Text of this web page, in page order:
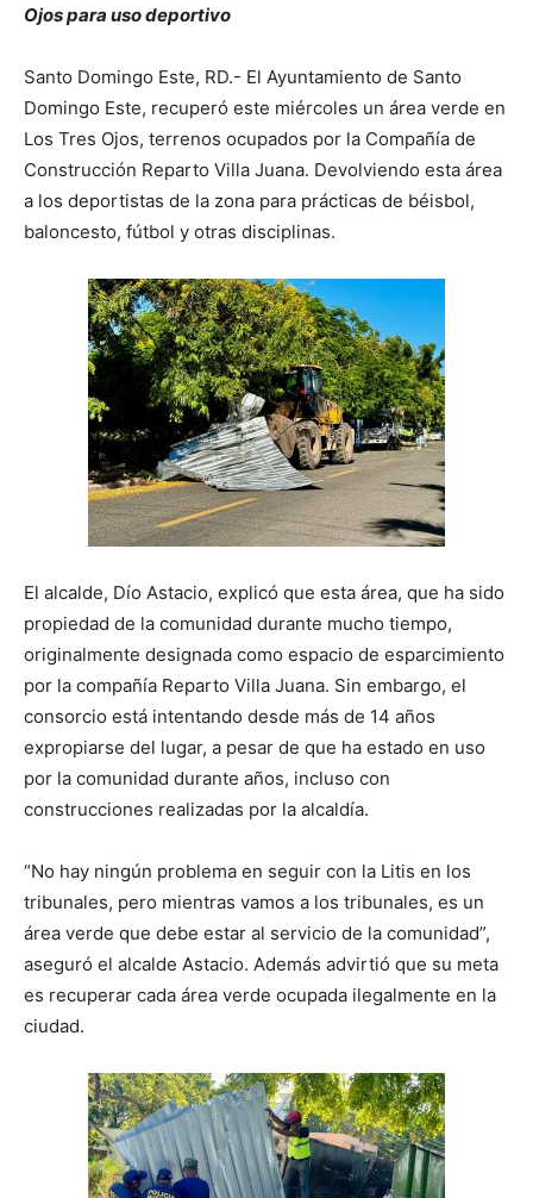
Ojos para uso deportivo
Santo Domingo Este, RD.- El Ayuntamiento de Santo
Domingo Este, recuperó este miércoles un área verde en
Los Tres Ojos, terrenos ocupados por la Compañía de
Construcción Reparto Villa Juana. Devolviendo esta área
a los deportistas de la zona para prácticas de béisbol,
baloncesto, fútbol y otras disciplinas.
El alcalde, Dío Astacio, explicó que esta área, que ha sido
propiedad de la comunidad durante mucho tiempo,
originalmente designada como espacio de esparcimiento
por la compañía Reparto Villa Juana. Sin embargo, el
consorcio está intentando desde más de 14 años
expropiarse del lugar, a pesar de que ha estado en uso
por la comunidad durante años, incluso con
construcciones realizadas por la alcaldía.
“No hay ningún problema en seguir con la Litis en los
tribunales, pero mientras vamos a los tribunales, es un
área verde que debe estar al servicio de la comunidad”,
aseguró el alcalde Astacio. Además advirtió que su meta
es recuperar cada área verde ocupada ilegalmente en la
ciudad.